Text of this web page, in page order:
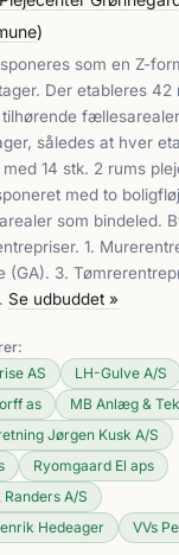
)
som en Z-
Der etableres 42
således at hver
14 stk. 2 rums
med to
som bindeled.
1.
(GA). 3.
Se udbuddet »
AS
LH-Gulve A/S
as
MB Anlæg &
Jørgen Kusk A/S
Ryomgaard El aps
A/S
Hedeager
VVs